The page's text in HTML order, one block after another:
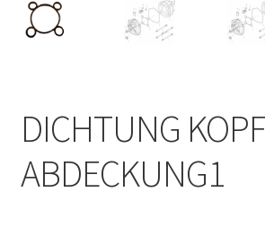
DICHTUNG KOPF
ABDECKUNG1